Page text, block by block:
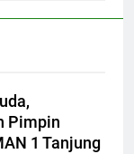
Pimpin
1 Tanjung